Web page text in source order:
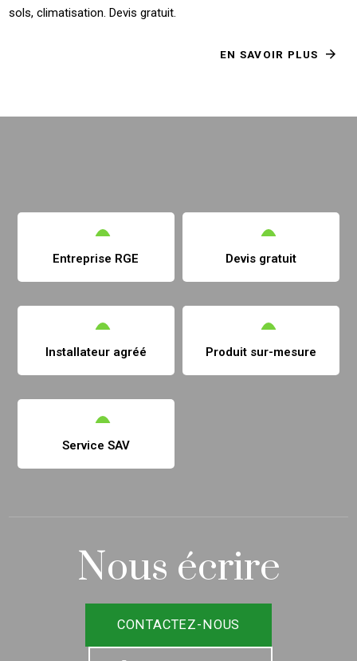
sols, climatisation. Devis gratuit.
EN SAVOIR PLUS
Entreprise RGE Devis gratuit
Installateur agréé Produit sur-mesure
Service SAV
Nous écrire
CONTACTEZ-NOUS